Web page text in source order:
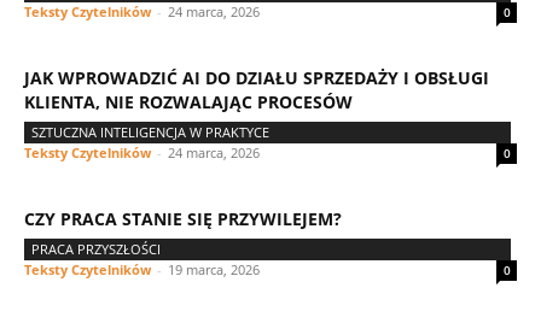
Teksty Czytelników - 24 marca, 2026 0
JAK WPROWADZIĆ AI DO DZIAŁU SPRZEDAŻY I OBSŁUGI
KLIENTA, NIE ROZWALAJĄC PROCESÓW
SZTUCZNA INTELIGENCJA W PRAKTYCE
Teksty Czytelników - 24 marca, 2026 0
CZY PRACA STANIE SIĘ PRZYWILEJEM?
PRACA PRZYSZŁOŚCI
Teksty Czytelników - 19 marca, 2026 0